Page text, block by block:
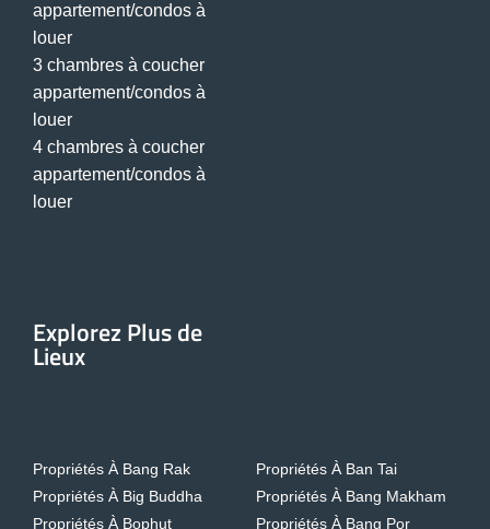
appartement/condos à
louer
3 chambres à coucher
appartement/condos à
louer
4 chambres à coucher
appartement/condos à
louer
Explorez Plus de
Lieux
Propriétés À Bang Rak
Propriétés À Big Buddha
Propriétés À Bophut
Propriétés À Ban Tai
Propriétés À Bang Makham
Propriétés À Bang Por